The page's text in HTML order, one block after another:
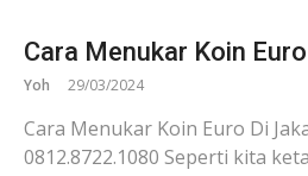
Cara Menukar Koin
Yoh 29/03/2024
Cara Menukar Koin Euro Di
0812.8722.1080 Seperti kita